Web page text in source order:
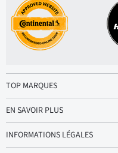
TOP MARQUES
EN SAVOIR PLUS
INFORMATIONS LÉGALES